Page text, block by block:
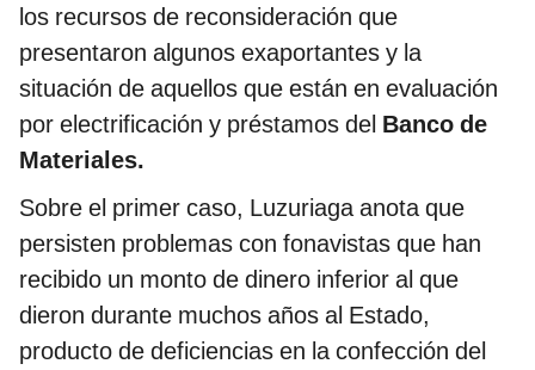
los recursos de reconsideración que
presentaron algunos exaportantes y la
situación de aquellos que están en evaluación
por electrificación y préstamos del Banco de
Materiales.
Sobre el primer caso, Luzuriaga anota que
persisten problemas con fonavistas que han
recibido un monto de dinero inferior al que
dieron durante muchos años al Estado,
producto de deficiencias en la confección del